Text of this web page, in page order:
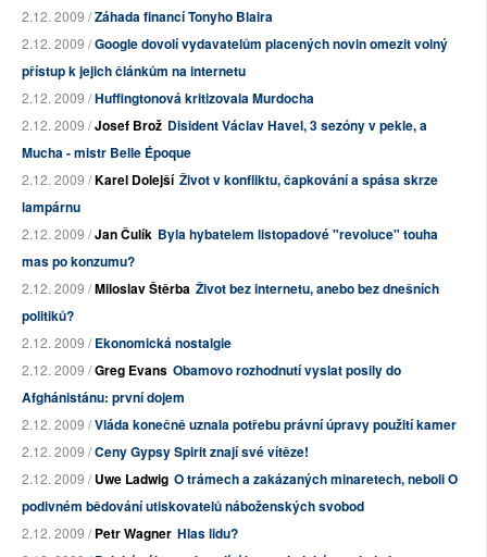
2.12. 2009 /Záhada financí Tonyho Blaira
2.12. 2009 /Google dovolí vydavatelům placených novin omezit volný
přístup k jejich článkům na internetu
2.12. 2009 /Huffingtonová kritizovala Murdocha
2.12. 2009 /Josef Brož Disident Václav Havel, 3 sezóny v pekle, a
Mucha - mistr Belle Époque
2.12. 2009 /Karel Dolejší Život v konfliktu, čapkování a spása skrze
lampárnu
2.12. 2009 /Jan Čulík Byla hybatelem listopadové "revoluce" touha
mas po konzumu?
2.12. 2009 /Miloslav Štěrba Život bez internetu, anebo bez dnešních
politiků?
2.12. 2009 /Ekonomická nostalgie
2.12. 2009 /Greg Evans Obamovo rozhodnutí vyslat posily do
Afghánistánu: první dojem
2.12. 2009 /Vláda konečně uznala potřebu právní úpravy použití kamer
2.12. 2009 /Ceny Gypsy Spirit znají své vítěze!
2.12. 2009 /Uwe Ladwig O trámech a zakázaných minaretech, neboli O
podivném bědování utiskovatelů náboženských svobod
2.12. 2009 /Petr Wagner Hlas lidu?